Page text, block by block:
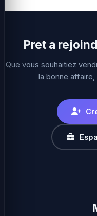
Pret a
Que vous souhaitiez
la bonne